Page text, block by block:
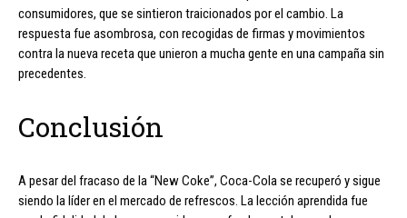
consumidores, que se sintieron traicionados por el cambio. La
respuesta fue asombrosa, con recogidas de firmas y movimientos
contra la nueva receta que unieron a mucha gente en una campaña sin
precedentes.
Conclusión
A pesar del fracaso de la “New Coke”, Coca-Cola se recuperó y sigue
siendo la líder en el mercado de refrescos. La lección aprendida fue